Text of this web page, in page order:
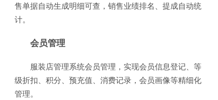
售单据自动生成明细可查，销售业绩排名、提成自动统
计。
会员管理
服装店管理系统会员管理，实现会员信息登记、等
级折扣、积分、预充值、消费记录，会员画像等精细化
管理。